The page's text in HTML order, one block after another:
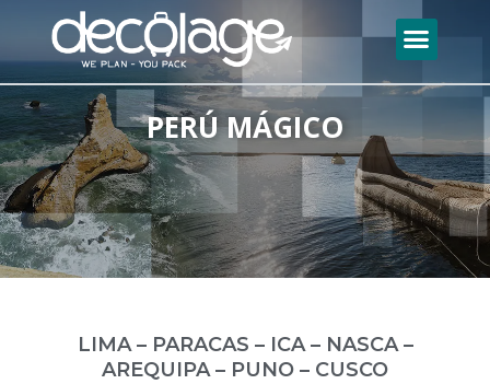
content
Menu
PERÚ MÁGICO
LIMA – PARACAS – ICA – NASCA –
AREQUIPA – PUNO – CUSCO